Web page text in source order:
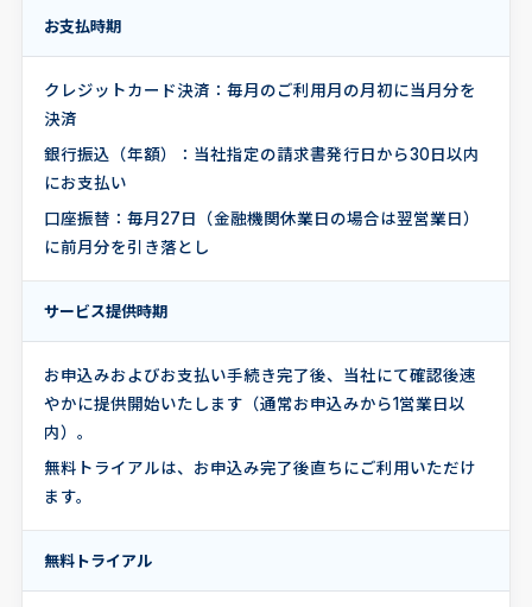
お支払時期
クレジットカード決済：毎月のご利用月の月初に当月分を
決済
銀行振込（年額）：当社指定の請求書発行日から30日以内
にお支払い
口座振替：毎月27日（金融機関休業日の場合は翌営業日）
に前月分を引き落とし
サービス提供時期
お申込みおよびお支払い手続き完了後、当社にて確認後速
やかに提供開始いたします（通常お申込みから1営業日以
内）。
無料トライアルは、お申込み完了後直ちにご利用いただけ
ます。
無料トライアル